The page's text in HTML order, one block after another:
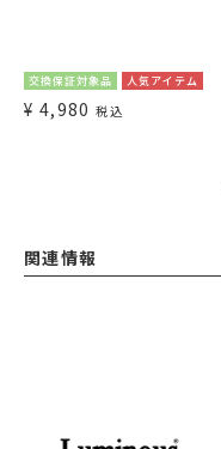
交換保証対象品 人気アイテム
¥ 4,980 税込
関連情報